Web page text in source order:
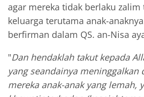
agar mereka tidak berlaku zalim
keluarga terutama anak-
berfirman dalam QS. an-Nisa
"Dan hendaklah takut kepada
yang seandainya meninggalkan
mereka anak-anak yang lemah,